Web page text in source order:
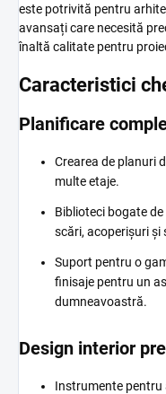
este potrivită pentru
avansați care necesită
înaltă calitate pentru
Caracteristici
Planificare
Crearea de planuri
multe etaje.
Biblioteci bogate
scări, acoperișuri și
Suport pentru o
finisaje pentru un
dumneavoastră.
Design interior
Instrumente pentru